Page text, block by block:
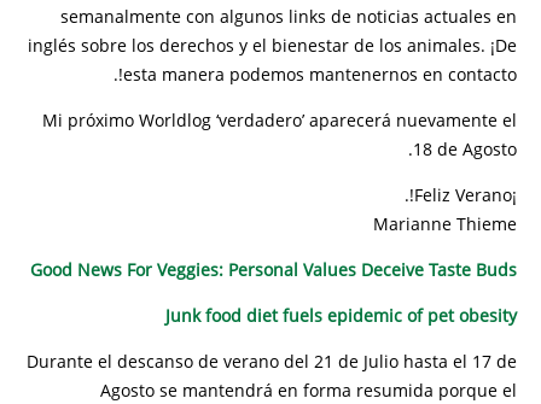
semanalmente con algunos links de noticias actuales en
inglés sobre los derechos y el bienestar de los animales. ¡De
esta manera podemos mantenernos en contacto!.
Mi próximo Worldlog ‘verdadero’ aparecerá nuevamente el
18 de Agosto.
¡Feliz Verano!.
Marianne Thieme
Good News For Veggies: Personal Values Deceive Taste Buds
Junk food diet fuels epidemic of pet obesity
Durante el descanso de verano del 21 de Julio hasta el 17 de
Agosto se mantendrá en forma resumida porque el